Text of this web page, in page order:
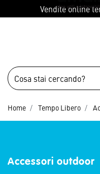
Vendite online
Home Tempo Libero
Accessori outdoor